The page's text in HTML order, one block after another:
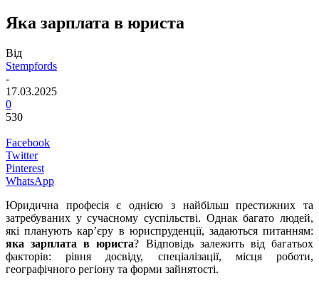
Яка зарплата в юриста
Від
Stempfords
-
17.03.2025
0
530
Facebook
Twitter
Pinterest
WhatsApp
Юридична професія є однією з найбільш престижних та
затребуваних у сучасному суспільстві. Однак багато людей,
які планують кар’єру в юриспруденції, задаються питанням:
яка зарплата в юриста? Відповідь залежить від багатьох
факторів: рівня досвіду, спеціалізації, місця роботи,
географічного регіону та форми зайнятості.